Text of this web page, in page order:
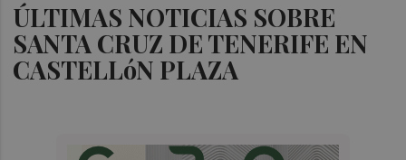
ÚLTIMAS NOTICIAS SOBRE
SANTA CRUZ DE TENERIFE EN
CASTELLóN PLAZA